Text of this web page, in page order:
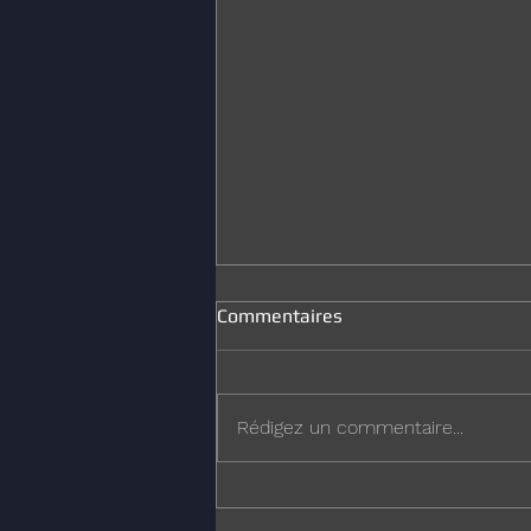
Joyeux Noël
Commentaires
Rédigez un commentaire...